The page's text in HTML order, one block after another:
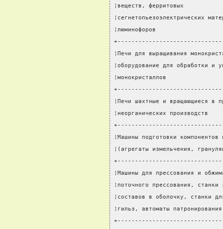
¦веществ, ферритовых
¦люминофоров
¦Печи для выращивания
¦оборудование для
¦монокристаллов
¦Печи шахтные и
¦неорганических
¦Машины подготовки
¦(агрегаты измельчения,
¦Машины для прессования
¦поточного прессования,
¦составов в оболочку,
¦гильз, автоматы